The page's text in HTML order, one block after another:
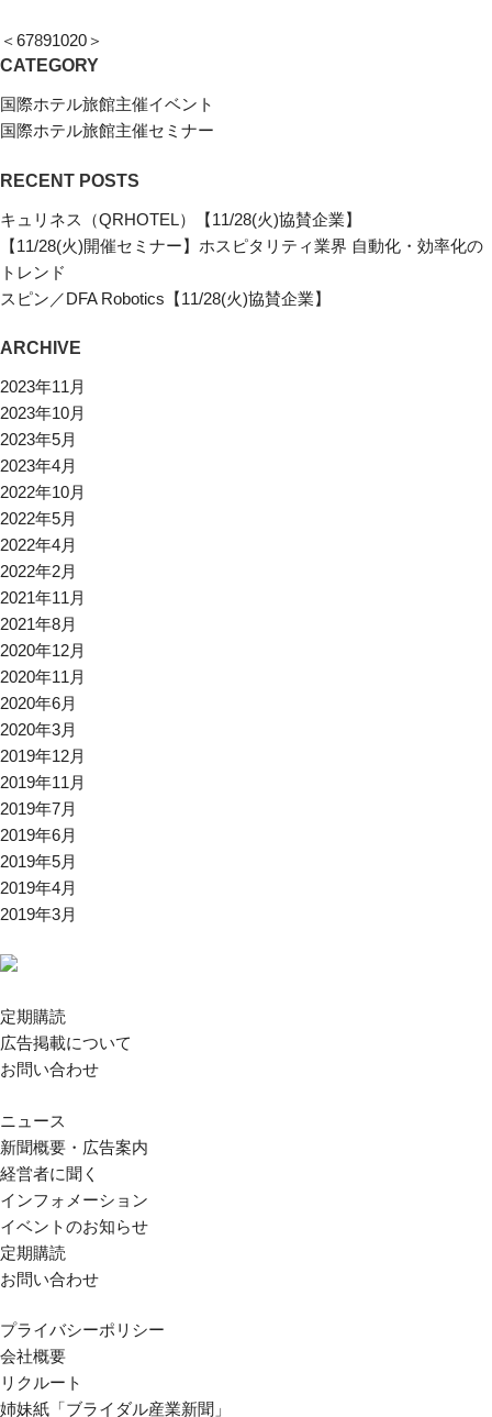
＜67891020＞
CATEGORY
国際ホテル旅館主催イベント
国際ホテル旅館主催セミナー
RECENT POSTS
キュリネス（QRHOTEL）【11/28(火)協賛企業】
【11/28(火)開催セミナー】ホスピタリティ業界 自動化・効率化の
トレンド
スピン／DFA Robotics【11/28(火)協賛企業】
ARCHIVE
2023年11月
2023年10月
2023年5月
2023年4月
2022年10月
2022年5月
2022年4月
2022年2月
2021年11月
2021年8月
2020年12月
2020年11月
2020年6月
2020年3月
2019年12月
2019年11月
2019年7月
2019年6月
2019年5月
2019年4月
2019年3月
定期購読
広告掲載について
お問い合わせ
ニュース
新聞概要・広告案内
経営者に聞く
インフォメーション
イベントのお知らせ
定期購読
お問い合わせ
プライバシーポリシー
会社概要
リクルート
姉妹紙「ブライダル産業新聞」